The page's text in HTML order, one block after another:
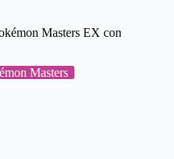
Masters EX con
Masters